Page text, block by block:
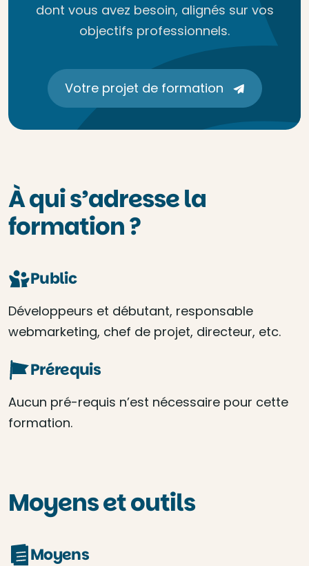
dont vous avez besoin, alignés sur vos
objectifs professionnels.
Votre projet de formation
À qui s’adresse la
formation ?
Public
Développeurs et débutant, responsable
webmarketing, chef de projet, directeur, etc.
Prérequis
Aucun pré-requis n’est nécessaire pour cette
formation.
Moyens et outils
Moyens